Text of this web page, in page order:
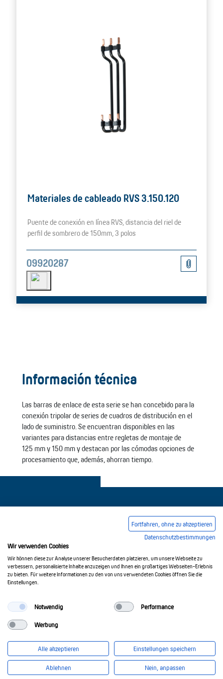
Materiales de cableado RVS 3.150.120
Puente de conexión en línea RVS, distancia del riel de
perfil de sombrero de 150mm, 3 polos
09920287
Información técnica
Las barras de enlace de esta serie se han concebido para la
conexión tripolar de series de cuadros de distribución en el
lado de suministro. Se encuentran disponibles en las
variantes para distancias entre regletas de montaje de
125 mm y 150 mm y destacan por las cómodas opciones de
procesamiento que, además, ahorran tiempo.
Condiciones comerciales generales
Política de privacidad
© 2017-2026 Doepke Schaltgeräte GmbH
Stellmacherstr. 11
info@doepke.de
Fortfahren, ohne zu akzeptieren
Datenschutzbestimmungen
Wir verwenden Cookies
Wir können diese zur Analyse unserer Besucherdaten platzieren, um unsere Webseite zu
verbessern, personalisierte Inhalte anzuzeigen und Ihnen ein großartiges Webseiten-Erlebnis
zu bieten. Für weitere Informationen zu den von uns verwendeten Cookies öffnen Sie die
Einstellungen.
Notwendig Performance
Werbung
Alle akzeptieren Einstellungen speichern
Ablehnen Nein, anpassen